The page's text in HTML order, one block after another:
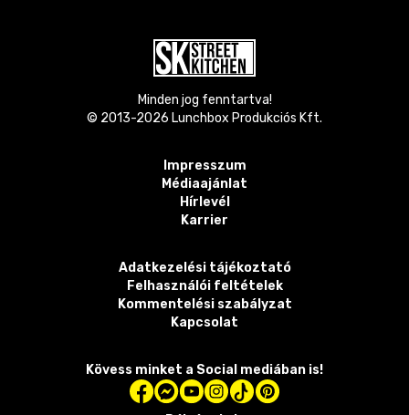
Minden jog fenntartva!
© 2013-2026 Lunchbox Produkciós Kft.
Impresszum
Médiaajánlat
Hírlevél
Karrier
Adatkezelési tájékoztató
Felhasználói feltételek
Kommentelési szabályzat
Kapcsolat
Kövess minket a Social mediában is!